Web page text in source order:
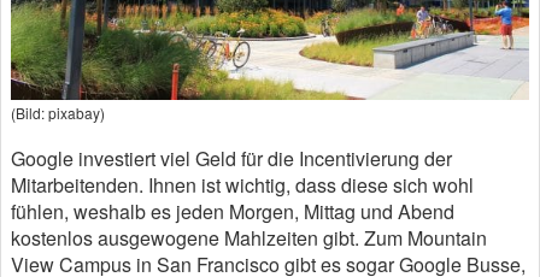
(Bild: pixabay)
Google investiert viel Geld für die Incentivierung der
Mitarbeitenden. Ihnen ist wichtig, dass diese sich wohl
fühlen, weshalb es jeden Morgen, Mittag und Abend
kostenlos ausgewogene Mahlzeiten gibt. Zum Mountain
View Campus in San Francisco gibt es sogar Google Busse,